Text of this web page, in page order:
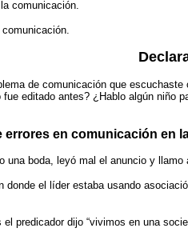
comunicación.
de comunicación que
editado antes? ¿Hablo algún niño
en comunicación en
una boda, leyó mal el anuncio y llamo
donde el líder estaba usando
el predicador dijo “vivimos en una